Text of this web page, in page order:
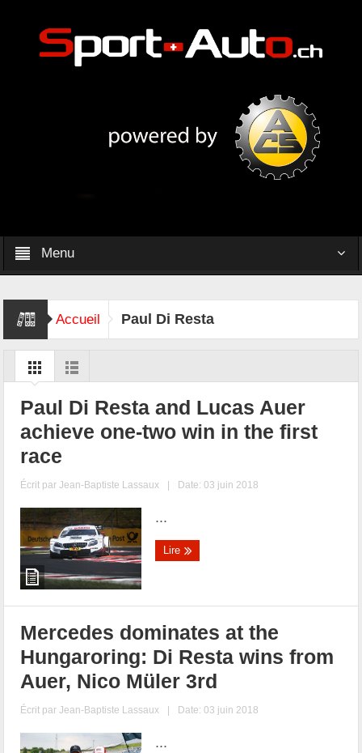
Menu
Accueil Paul Di Resta
Paul Di Resta and Lucas Auer
achieve one-two win in the first
race
Écrit parJean-Baptiste Lassaux | Date: 03 juin 2018
...
Lire
Mercedes dominates at the
Hungaroring: Di Resta wins from
Auer, Nico Müler 3rd
Écrit parJean-Baptiste Lassaux | Date: 03 juin 2018
...